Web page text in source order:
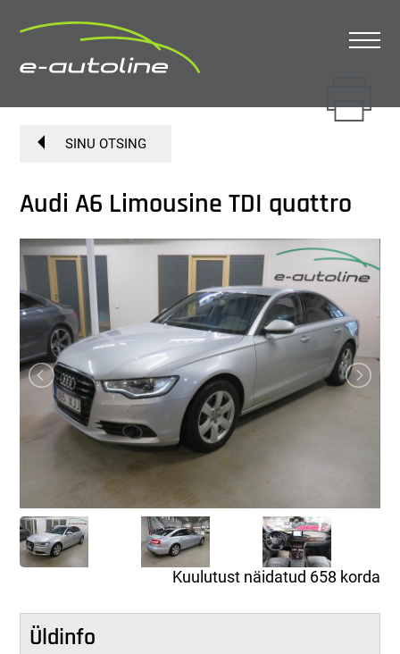
SINU OTSING
Audi A6 Limousine TDI quattro
Kuulutust näidatud 658 korda
Üldinfo